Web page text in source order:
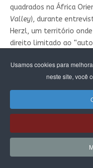
Usamos cookies para
neste site, você
quadrados na África
Valley), durante
Herzl, um território
direito limitado ao
ministro inglês, até um
foi recusada por
Como a Palestina ainda
não manifestou a
nem sequer depois da
sionismo viu-se
Europa oriental até a
o Estado projetado